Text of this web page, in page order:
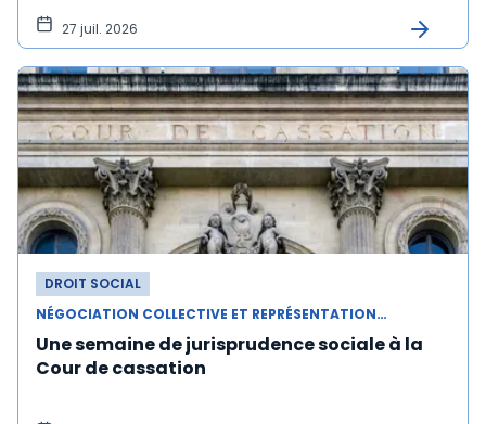
27 juil. 2026
DROIT SOCIAL
NÉGOCIATION COLLECTIVE ET REPRÉSENTATION DU PERSONNEL
Une semaine de jurisprudence sociale à la
Cour de cassation